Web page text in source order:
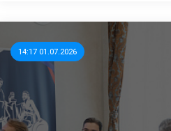
14:17 01.07.2026